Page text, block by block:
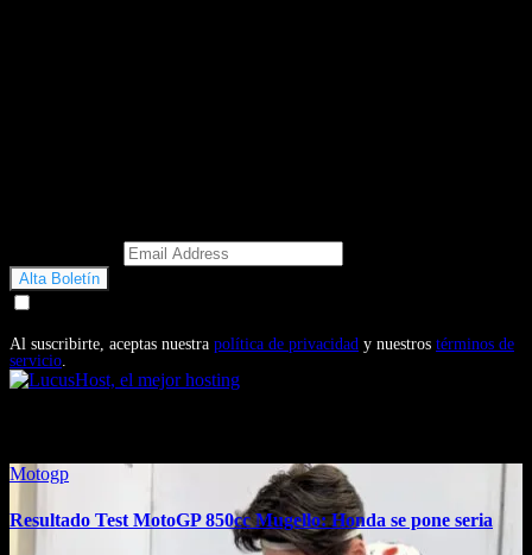
Al suscribirte, aceptas nuestra política de privacidad y nuestros términos de
servicio.
Motogp
Resultado Test MotoGP 850cc Mugello: Honda se pone seria